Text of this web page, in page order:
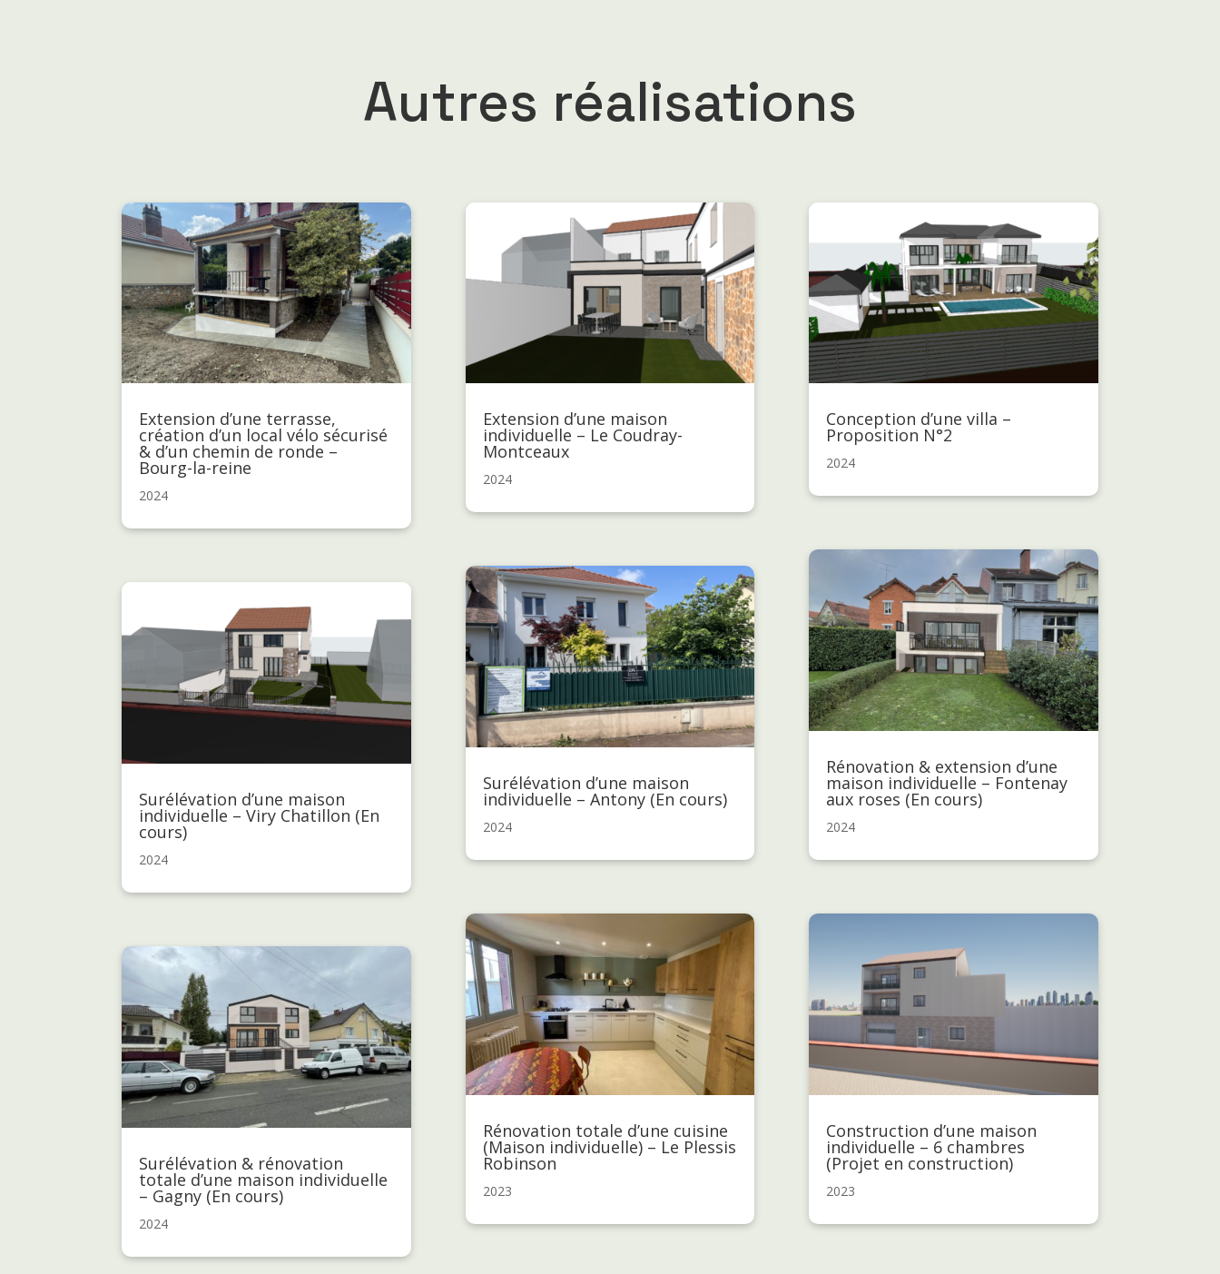
Autres réalisations
Extension d’une terrasse,
création d’un local vélo sécurisé
& d’un chemin de ronde –
Bourg-la-reine
2024
Surélévation d’une maison
individuelle – Viry Chatillon (En
cours)
2024
Surélévation & rénovation
totale d’une maison individuelle
– Gagny (En cours)
2024
Extension d’une maison
individuelle – Le Coudray-
Montceaux
2024
Surélévation d’une maison
individuelle – Antony (En cours)
2024
Rénovation totale d’une cuisine
(Maison individuelle) – Le Plessis
Robinson
2023
Conception d’une villa –
Proposition N°2
2024
Rénovation & extension d’une
maison individuelle – Fontenay
aux roses (En cours)
2024
Construction d’une maison
individuelle – 6 chambres
(Projet en construction)
2023